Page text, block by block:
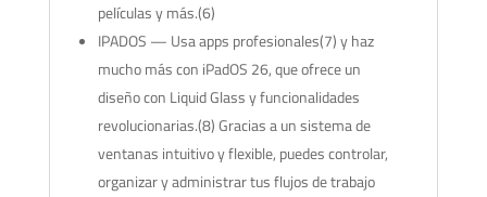
películas y más.(6)
IPADOS — Usa apps profesionales(7) y haz
mucho más con iPadOS 26, que ofrece un
diseño con Liquid Glass y funcionalidades
revolucionarias.(8) Gracias a un sistema de
ventanas intuitivo y flexible, puedes controlar,
organizar y administrar tus flujos de trabajo